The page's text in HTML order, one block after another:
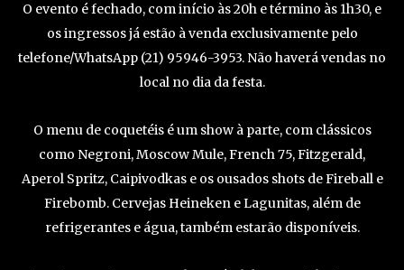
O evento é fechado, com início às 20h e término às 1h30, e
os ingressos já estão à venda exclusivamente pelo
telefone/WhatsApp (21) 95946-3953. Não haverá vendas no
local no dia da festa.
O menu de coquetéis é um show à parte, com clássicos
como Negroni, Moscow Mule, French 75, Fitzgerald,
Aperol Spritz, Caipivodkas e os ousados shots de Fireball e
Firebomb. Cervejas Heineken e Lagunitas, além de
refrigerantes e água, também estarão disponíveis.